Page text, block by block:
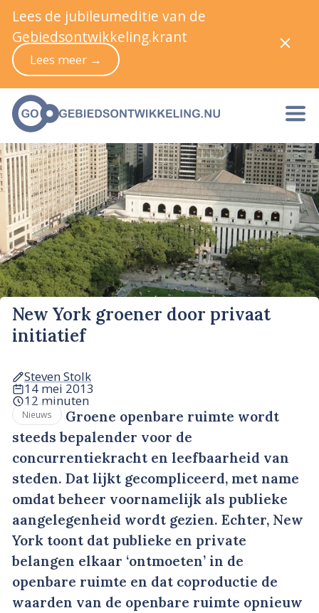
New York groener door privaat
initiatief
Steven Stolk
14 mei 2013
12 minuten
Nieuws
Groene openbare ruimte wordt
steeds bepalender voor de
concurrentiekracht en leefbaarheid van
steden. Dat lijkt gecompliceerd, met name
omdat beheer voornamelijk als publieke
aangelegenheid wordt gezien. Echter, New
York toont dat publieke en private
belangen elkaar ‘ontmoeten’ in de
openbare ruimte en dat coproductie de
waarden van de openbare ruimte opnieuw
Lees de jubileumeditie van de
Gebiedsontwikkeling.krant
Lees meer →